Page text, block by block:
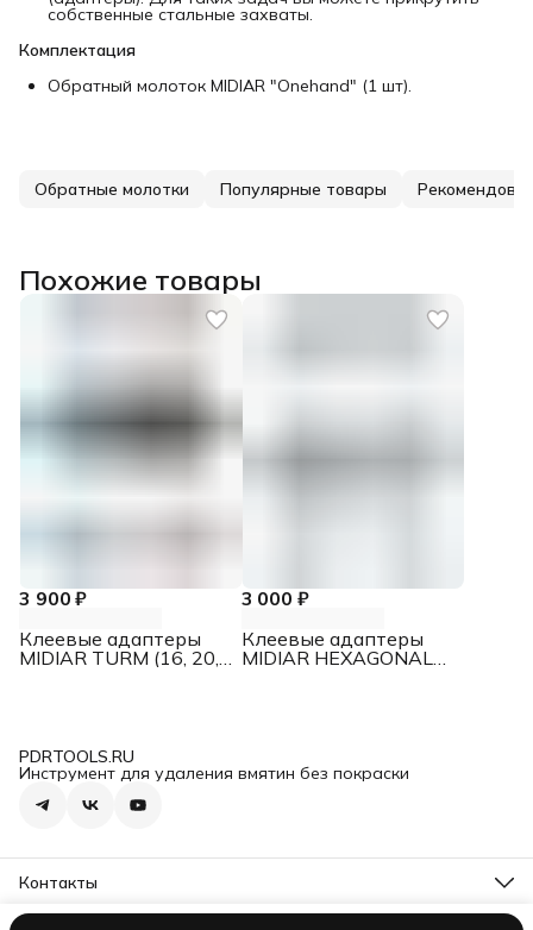
собственные стальные захваты.
Комплектация
Обратный молоток MIDIAR "Onehand" (1 шт).
Обратные молотки Популярные товары
Похожие товары
3 900 ₽
Клеевые адаптеры
MIDIAR TURM (16, 20,
3 000 ₽
Клеевые адаптеры
MIDIAR HEXAGONAL
PDRTOOLS.RU
Инструмент для удаления вмятин без покраски
Контакты
Телефон